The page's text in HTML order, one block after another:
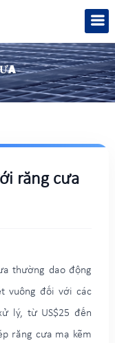
răng cưa
thường dao động
vuông đối với các
lý, từ US$25 đến
răng cưa mạ kẽm